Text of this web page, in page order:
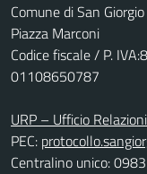
Comune di San
Piazza Marconi
Codice fiscale / P.
01108650787
URP – Ufficio
PEC:
Centralino unico: